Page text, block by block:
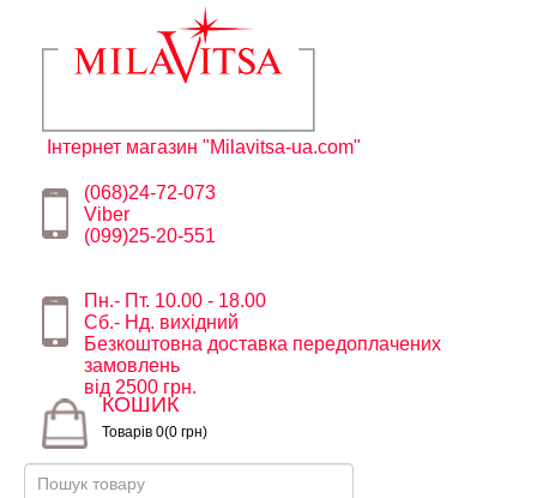
Інтернет магазин "Milavitsa-ua.com"
(068)24-72-073
Viber
(099)25-20-551
Пн.- Пт. 10.00 - 18.00
Сб.- Нд. вихідний
Безкоштовна доставка передоплачених
замовлень
від 2500 грн.
КОШИК
Товарів 0(0 грн)